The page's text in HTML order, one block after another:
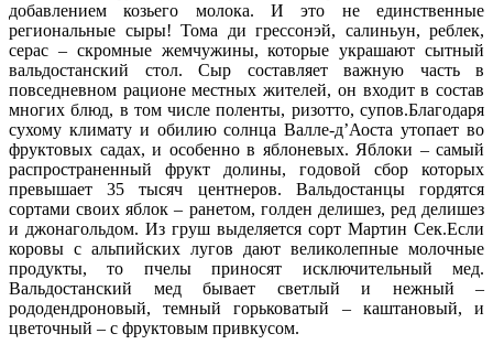
добавлением козьего молока. И это не единственные
региональные сыры! Тома ди грессонэй, салиньун, реблек,
серас – скромные жемчужины, которые украшают сытный
вальдостанский стол. Сыр составляет важную часть в
повседневном рационе местных жителей, он входит в состав
многих блюд, в том числе поленты, ризотто, супов.Благодаря
сухому климату и обилию солнца Валле-д’Аоста утопает во
фруктовых садах, и особенно в яблоневых. Яблоки – самый
распространенный фрукт долины, годовой сбор которых
превышает 35 тысяч центнеров. Вальдостанцы гордятся
сортами своих яблок – ранетом, голден делишез, ред делишез
и джонагольдом. Из груш выделяется сорт Мартин Сек.Если
коровы с альпийских лугов дают великолепные молочные
продукты, то пчелы приносят исключительный мед.
Вальдостанский мед бывает светлый и нежный –
рододендроновый, темный горьковатый – каштановый, и
цветочный – с фруктовым привкусом.